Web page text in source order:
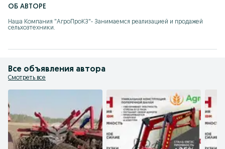
ОБ АВТОРЕ
Наша Компания "АгроПроКЗ"- Занимаемся реализацией и продажей
сельхозтехники.
Все объявления автора
Смотреть все